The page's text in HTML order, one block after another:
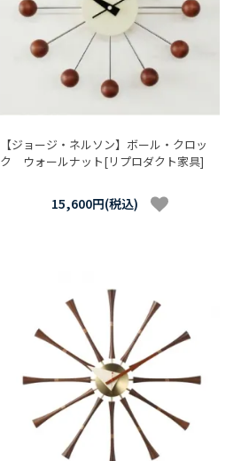
【ジョージ・ネルソン】ボール・クロッ
ク ウォールナット[リプロダクト家具]
15,600円(税込)